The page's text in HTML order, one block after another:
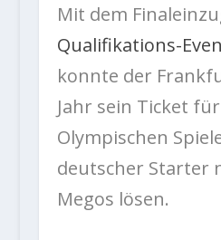
Mit dem
Qualifikations-
konnte der
Jahr sein Ticket
Olympischen
deutscher Starter
Megos lösen.